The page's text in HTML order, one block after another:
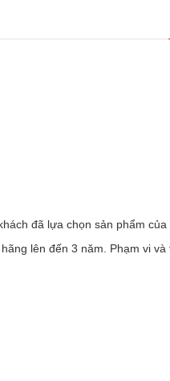
đã lựa chọn sản phẩm
lên đến 3 năm. Phạm vi